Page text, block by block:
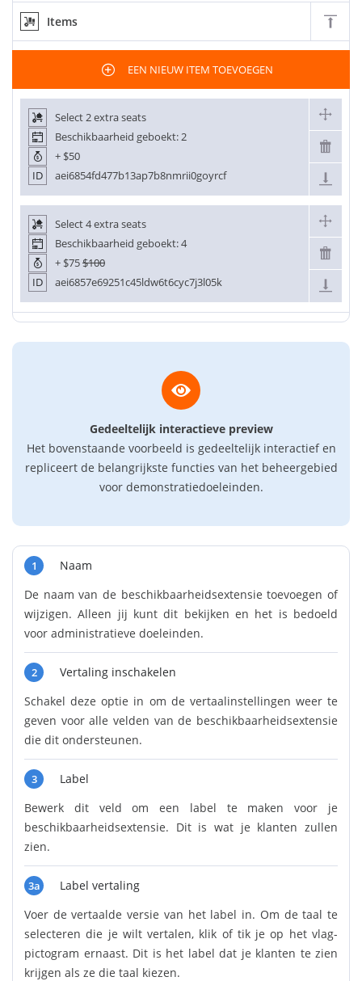
Items
EEN NIEUW ITEM TOEVOEGEN
Select 2 extra seats
Beschikbaarheid geboekt: 2
+ $50
ID
aei6854fd477b13ap7b8nmrii0goyrcf
Select 4 extra seats
Beschikbaarheid geboekt: 4
+ $75$100
ID
aei6857e69251c45ldw6t6cyc7j3l05k
Gedeeltelijk interactieve preview
Het bovenstaande voorbeeld is gedeeltelijk interactief en
repliceert de belangrijkste functies van het beheergebied
voor demonstratiedoeleinden.
1
Naam
De naam van de beschikbaarheidsextensie toevoegen of
wijzigen. Alleen jij kunt dit bekijken en het is bedoeld
voor administratieve doeleinden.
2
Vertaling inschakelen
Schakel deze optie in om de vertaalinstellingen weer te
geven voor alle velden van de beschikbaarheidsextensie
die dit ondersteunen.
3
Label
Bewerk dit veld om een label te maken voor je
beschikbaarheidsextensie. Dit is wat je klanten zullen
zien.
3a
Label vertaling
Voer de vertaalde versie van het label in. Om de taal te
selecteren die je wilt vertalen, klik of tik je op het vlag-
pictogram ernaast. Dit is het label dat je klanten te zien
krijgen als ze die taal kiezen.